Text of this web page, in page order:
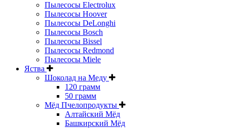
Пылесосы Electrolux
Пылесосы Hoover
Пылесосы DeLonghi
Пылесосы Bosch
Пылесосы Bissel
Пылесосы Redmond
Пылесосы Miele
Яства
Шоколад на Меду
120 грамм
50 грамм
Мёд Пчелопродукты
Алтайский Мёд
Башкирский Мёд